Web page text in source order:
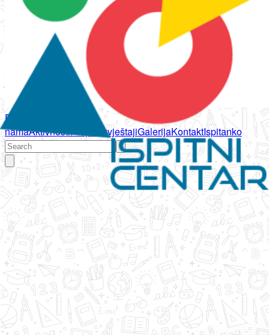
Početna
namaAktivnostiPropisi IzvještajiGalerijaKontaktIspitanko